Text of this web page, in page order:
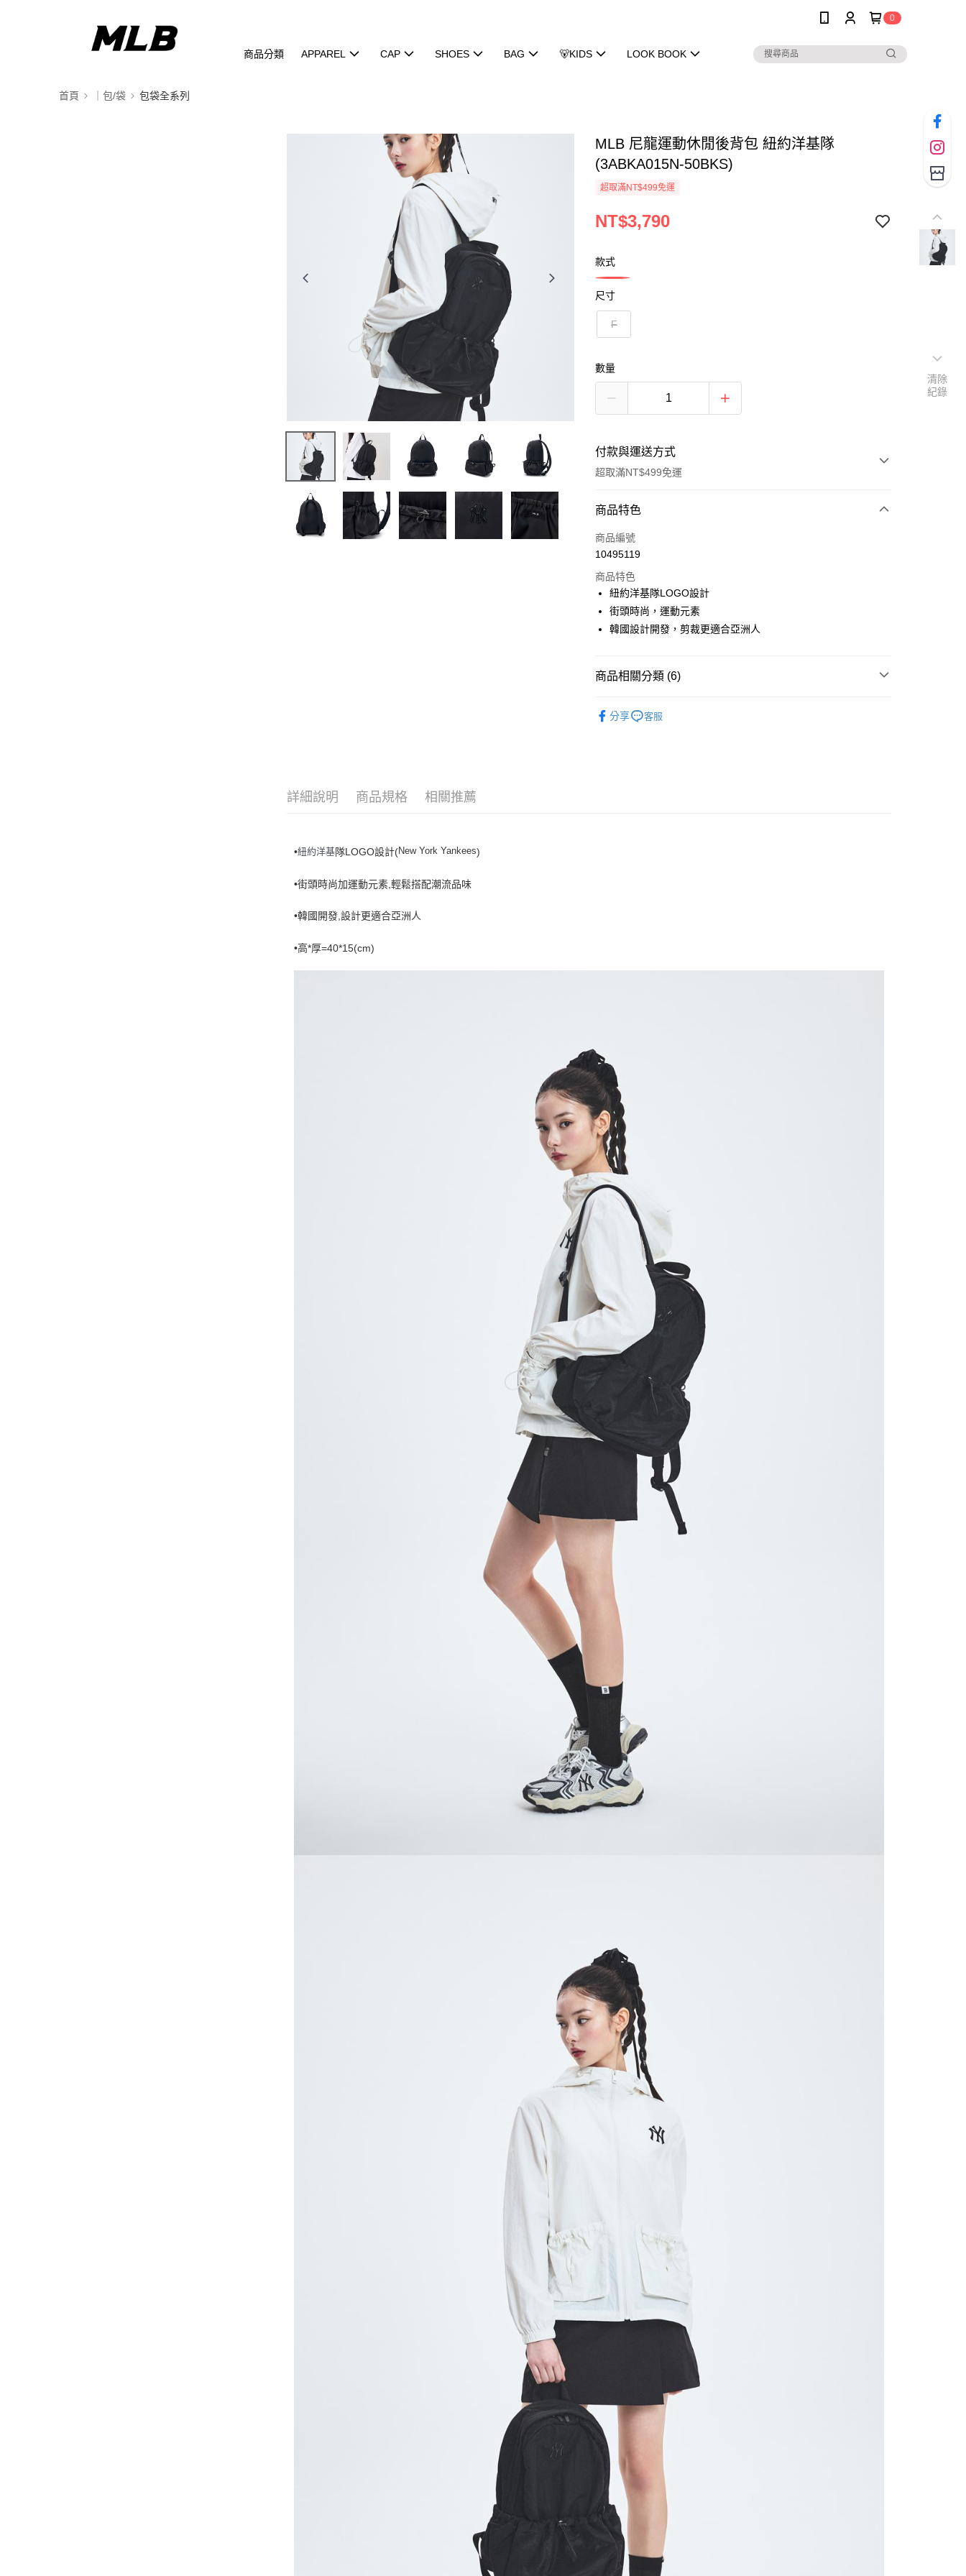
0
商品分類 APPAREL CAP SHOES BAG 🐻KIDS LOOK BOOK
首頁 ｜包/袋 包袋全系列
MLB 尼龍運動休閒後背包 紐約洋基隊
(3ABKA015N-50BKS)
超取滿NT$499免運
NT$3,790
款式
尺寸
F
數量
付款與運送方式
超取滿NT$499免運
付款方式
信用卡一次付款
LINE Pay
Apple Pay
悠遊付
運送方式
商品特色
商品編號
10495119
商品特色
紐約洋基隊LOGO設計
街頭時尚，運動元素
韓國設計開發，剪裁更適合亞洲人
商品相關分類 (6)
分享 客服
詳細說明 商品規格 相關推薦
•紐約洋基隊LOGO設計(New York Yankees)
•街頭時尚加運動元素,輕鬆搭配潮流品味
•韓國開發,設計更適合亞洲人
•高*厚=40*15(cm)
清除
紀錄